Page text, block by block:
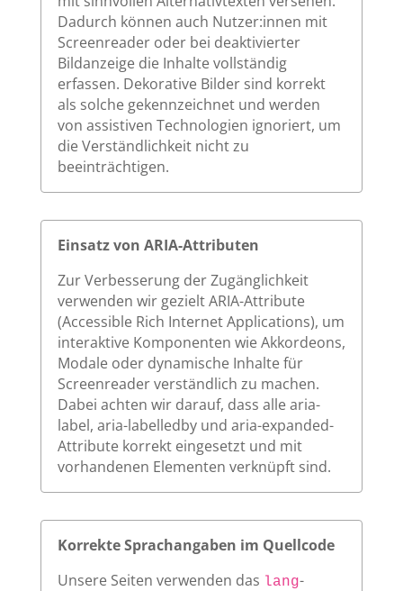
Dadurch können auch Nutzer:innen mit
Screenreader oder bei deaktivierter
Bildanzeige die Inhalte vollständig
erfassen. Dekorative Bilder sind korrekt
als solche gekennzeichnet und werden
von assistiven Technologien ignoriert, um
die Verständlichkeit nicht zu
beeinträchtigen.
Einsatz von ARIA-Attributen
Zur Verbesserung der Zugänglichkeit
verwenden wir gezielt ARIA-Attribute
(Accessible Rich Internet Applications), um
interaktive Komponenten wie Akkordeons,
Modale oder dynamische Inhalte für
Screenreader verständlich zu machen.
Dabei achten wir darauf, dass alle aria-
label, aria-labelledby und aria-expanded-
Attribute korrekt eingesetzt und mit
vorhandenen Elementen verknüpft sind.
Korrekte Sprachangaben im Quellcode
Unsere Seiten verwenden das lang-